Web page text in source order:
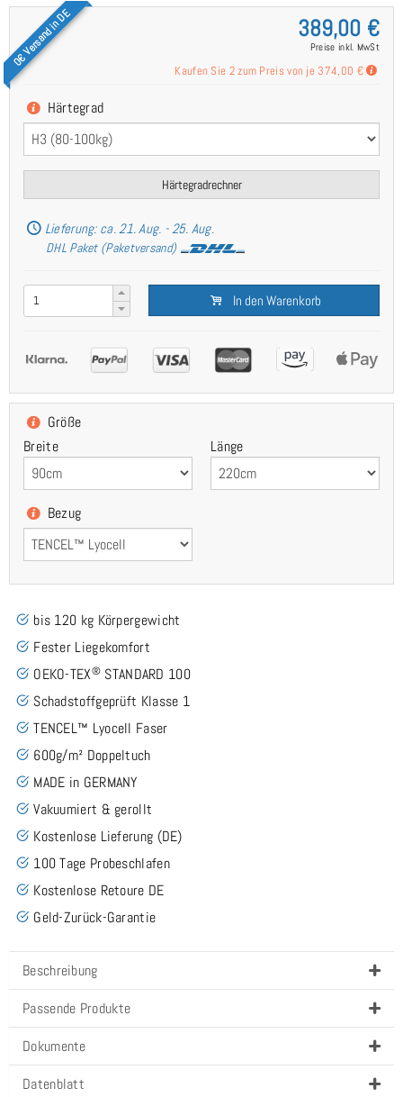
0€ Versand in DE 389,00 €
Preise inkl. MwSt
Kaufen Sie 2 zum Preis von je 374,00 €
Härtegrad
Härtegradrechner
Lieferung: ca. 21. Aug. - 25. Aug.
DHL Paket (Paketversand)
In den Warenkorb
Größe
Breite
Länge
Bezug
bis 120 kg Körpergewicht
Fester Liegekomfort
OEKO-TEX® STANDARD 100
Schadstoffgeprüft Klasse 1
TENCEL™ Lyocell Faser
600g/m² Doppeltuch
MADE in GERMANY
Vakuumiert & gerollt
Kostenlose Lieferung (DE)
100 Tage Probeschlafen
Kostenlose Retoure DE
Geld-Zurück-Garantie
Beschreibung
Passende Produkte
Dokumente
Datenblatt